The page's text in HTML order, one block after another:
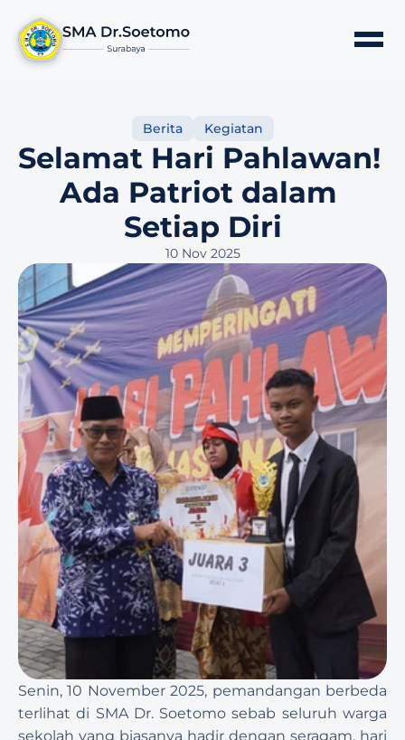
Berita Kegiatan
Selamat Hari Pahlawan!
Ada Patriot dalam
Setiap Diri
10 Nov 2025
Senin, 10 November 2025, pemandangan berbeda
terlihat di SMA Dr. Soetomo sebab seluruh warga
sekolah yang biasanya hadir dengan seragam, hari